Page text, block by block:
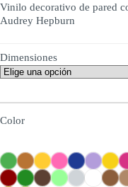
Vinilo decorativo de pared
Audrey Hepburn
Dimensiones
Color